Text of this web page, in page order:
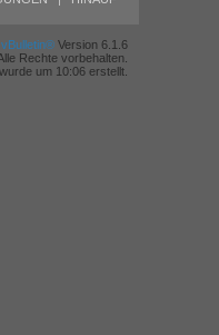
vBulletin® Version 6.1.6
Rechte vorbehalten.
um 10:06 erstellt.